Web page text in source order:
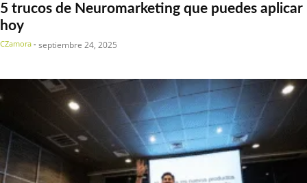
5 trucos de Neuromarketing que puedes aplicar
hoy
CZamora - septiembre 24, 2025